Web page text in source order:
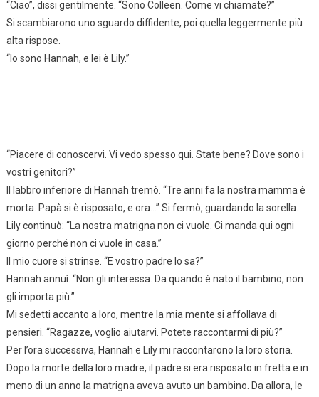
“Ciao”, dissi gentilmente. “Sono Colleen. Come vi chiamate?”
Si scambiarono uno sguardo diffidente, poi quella leggermente più
alta rispose.
“Io sono Hannah, e lei è Lily.”
“Piacere di conoscervi. Vi vedo spesso qui. State bene? Dove sono i
vostri genitori?”
Il labbro inferiore di Hannah tremò. “Tre anni fa la nostra mamma è
morta. Papà si è risposato, e ora…” Si fermò, guardando la sorella.
Lily continuò: “La nostra matrigna non ci vuole. Ci manda qui ogni
giorno perché non ci vuole in casa.”
Il mio cuore si strinse. “E vostro padre lo sa?”
Hannah annuì. “Non gli interessa. Da quando è nato il bambino, non
gli importa più.”
Mi sedetti accanto a loro, mentre la mia mente si affollava di
pensieri. “Ragazze, voglio aiutarvi. Potete raccontarmi di più?”
Per l’ora successiva, Hannah e Lily mi raccontarono la loro storia.
Dopo la morte della loro madre, il padre si era risposato in fretta e in
meno di un anno la matrigna aveva avuto un bambino. Da allora, le